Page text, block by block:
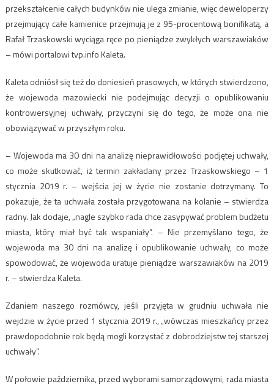
przekształcenie całych budynków nie ulega zmianie, więc deweloperzy
przejmujący całe kamienice przejmują je z 95-procentową bonifikatą, a
Rafał Trzaskowski wyciąga ręce po pieniądze zwykłych warszawiaków
– mówi portalowi tvp.info Kaleta.
Kaleta odniósł się też do doniesień prasowych, w których stwierdzono,
że wojewoda mazowiecki nie podejmując decyzji o opublikowaniu
kontrowersyjnej uchwały, przyczyni się do tego, że może ona nie
obowiązywać w przyszłym roku.
– Wojewoda ma 30 dni na analizę nieprawidłowości podjętej uchwały,
co może skutkować, iż termin zakładany przez Trzaskowskiego – 1
stycznia 2019 r. – wejścia jej w życie nie zostanie dotrzymany. To
pokazuje, że ta uchwała została przygotowana na kolanie – stwierdza
radny. Jak dodaje, „nagle szybko rada chce zasypywać problem budżetu
miasta, który miał być tak wspaniały”. – Nie przemyślano tego, że
wojewoda ma 30 dni na analizę i opublikowanie uchwały, co może
spowodować, że wojewoda uratuje pieniądze warszawiaków na 2019
r. – stwierdza Kaleta.
Zdaniem naszego rozmówcy, jeśli przyjęta w grudniu uchwała nie
wejdzie w życie przed 1 stycznia 2019 r., „wówczas mieszkańcy przez
prawdopodobnie rok będą mogli korzystać z dobrodziejstw tej starszej
uchwały”.
W połowie października, przed wyborami samorządowymi, rada miasta